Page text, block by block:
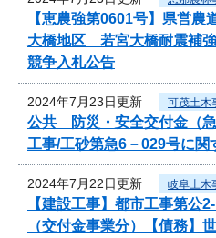
【恵農強第0601号】県営
大橋地区 若宮大橋耐震補
競争入札公告
2024年7月23日更新 可茂土木
公共 防災・安全交付金（
工事/工砂第急6－029号に関
2024年7月22日更新 岐阜土木
【建設工事】都市工事第公
（交付金事業分）【債務